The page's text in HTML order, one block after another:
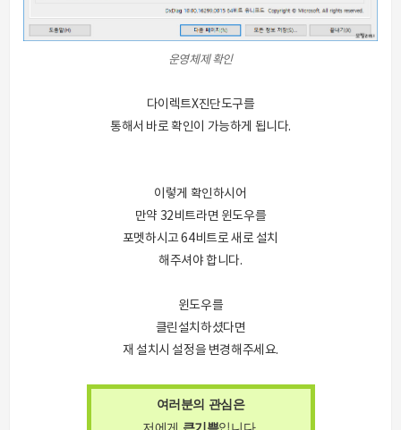
운영체제 확인
다이렉트X진단도구를
통해서 바로 확인이 가능하게 됩니다.
이렇게 확인하시어
만약 32비트라면 윈도우를
포멧하시고 64비트로 새로 설치
해주셔야 합니다.
윈도우를
클린설치하셨다면
재 설치시 설정을 변경해주세요.
여러분의 관심은